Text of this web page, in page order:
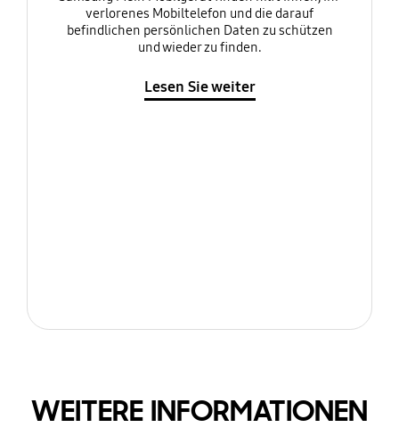
verlorenes Mobiltelefon und die darauf
befindlichen persönlichen Daten zu schützen
und wieder zu finden.
Lesen Sie weiter
WEITERE INFORMATIONEN